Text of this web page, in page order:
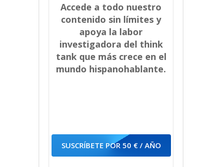
Accede a todo nuestro
contenido sin límites y
apoya la labor
investigadora del think
tank que más crece en el
mundo hispanohablante.
SUSCRÍBETE POR 50 € / AÑO